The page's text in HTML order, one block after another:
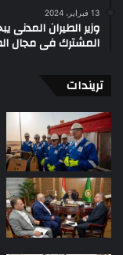
13 فبراير، 2024
وزير الطيران المدنى
المشترك فى مجال
تريندات